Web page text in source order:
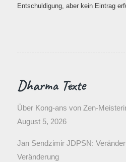
Entschuldigung, aber kein Eintrag
Dharma Texte
Über Kong-ans von
August 5, 2026
Jan Sendzimir JDPSN:
Veränderung